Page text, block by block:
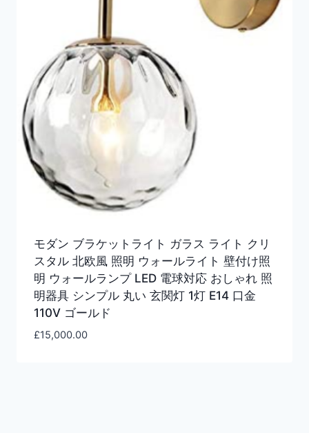
モダン ブラケットライト ガラス ライト クリ
スタル 北欧風 照明 ウォールライト 壁付け照
明 ウォールランプ LED 電球対応 おしゃれ 照
明器具 シンプル 丸い 玄関灯 1灯 E14 口金
110V ゴールド
£15,000.00